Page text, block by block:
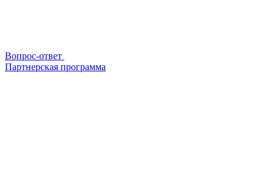
Вопрос-ответ
Партнерская программа